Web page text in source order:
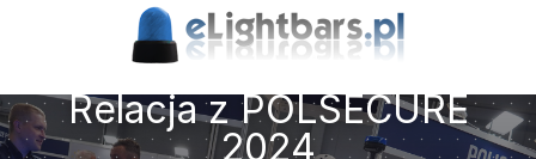
18 -
19 -
Relacja z POLSECURE
2024
Na
ZE